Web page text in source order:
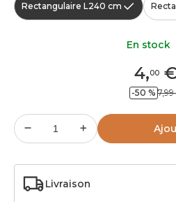
Rectangulaire L240 cm
4,00
-50 %
Livraison